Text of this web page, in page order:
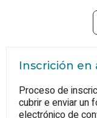
Inscrición en
Proceso de
cubrir e enviar un
electrónico de